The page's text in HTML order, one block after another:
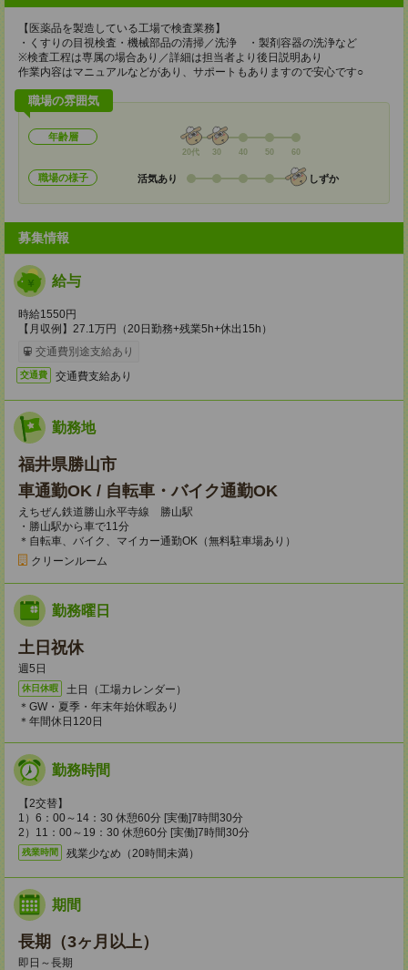
【医薬品を製造している工場で検査業務】
・くすりの目視検査・機械部品の清掃／洗浄 ・製剤容器の洗浄など
※検査工程は専属の場合あり／詳細は担当者より後日説明あり
作業内容はマニュアルなどがあり、サポートもありますので安心です○
職場の雰囲気
年齢層
20代 30 40 50 60
職場の様子 活気あり しずか
募集情報
給与
時給1550円
【月収例】27.1万円（20日勤務+残業5h+休出15h）
交通費別途支給あり
交通費 交通費支給あり
勤務地
福井県勝山市
車通勤OK / 自転車・バイク通勤OK
えちぜん鉄道勝山永平寺線 勝山駅
・勝山駅から車で11分
＊自転車、バイク、マイカー通勤OK（無料駐車場あり）
クリーンルーム
勤務曜日
土日祝休
週5日
休日休暇
土日（工場カレンダー）
＊GW・夏季・年末年始休暇あり
＊年間休日120日
勤務時間
【2交替】
1）6：00～14：30 休憩60分 [実働]7時間30分
2）11：00～19：30 休憩60分 [実働]7時間30分
残業時間 残業少なめ（20時間未満）
期間
長期（3ヶ月以上）
即日～長期